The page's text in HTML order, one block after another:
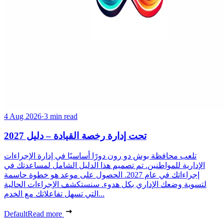
4 Aug 2026·3 min read
تحت إدارة رخصة القيادة – دليل 2027
تلعب محافظة بوش دو رون دورًا أساسيًا في إدارة الإجراءات
الإدارية للمواطنين. تم تصميم هذا الدليل الشامل لمساعدتك في
إجراءاتك في عام 2027. الحصول على موعد هو خطوة حاسمة
لتسوية وضعك الإداري بكل هدوء. سنستكشف الإجراءات الحالية
التي تسهل تفاعلاتك مع الخدم...
DefaultRead more